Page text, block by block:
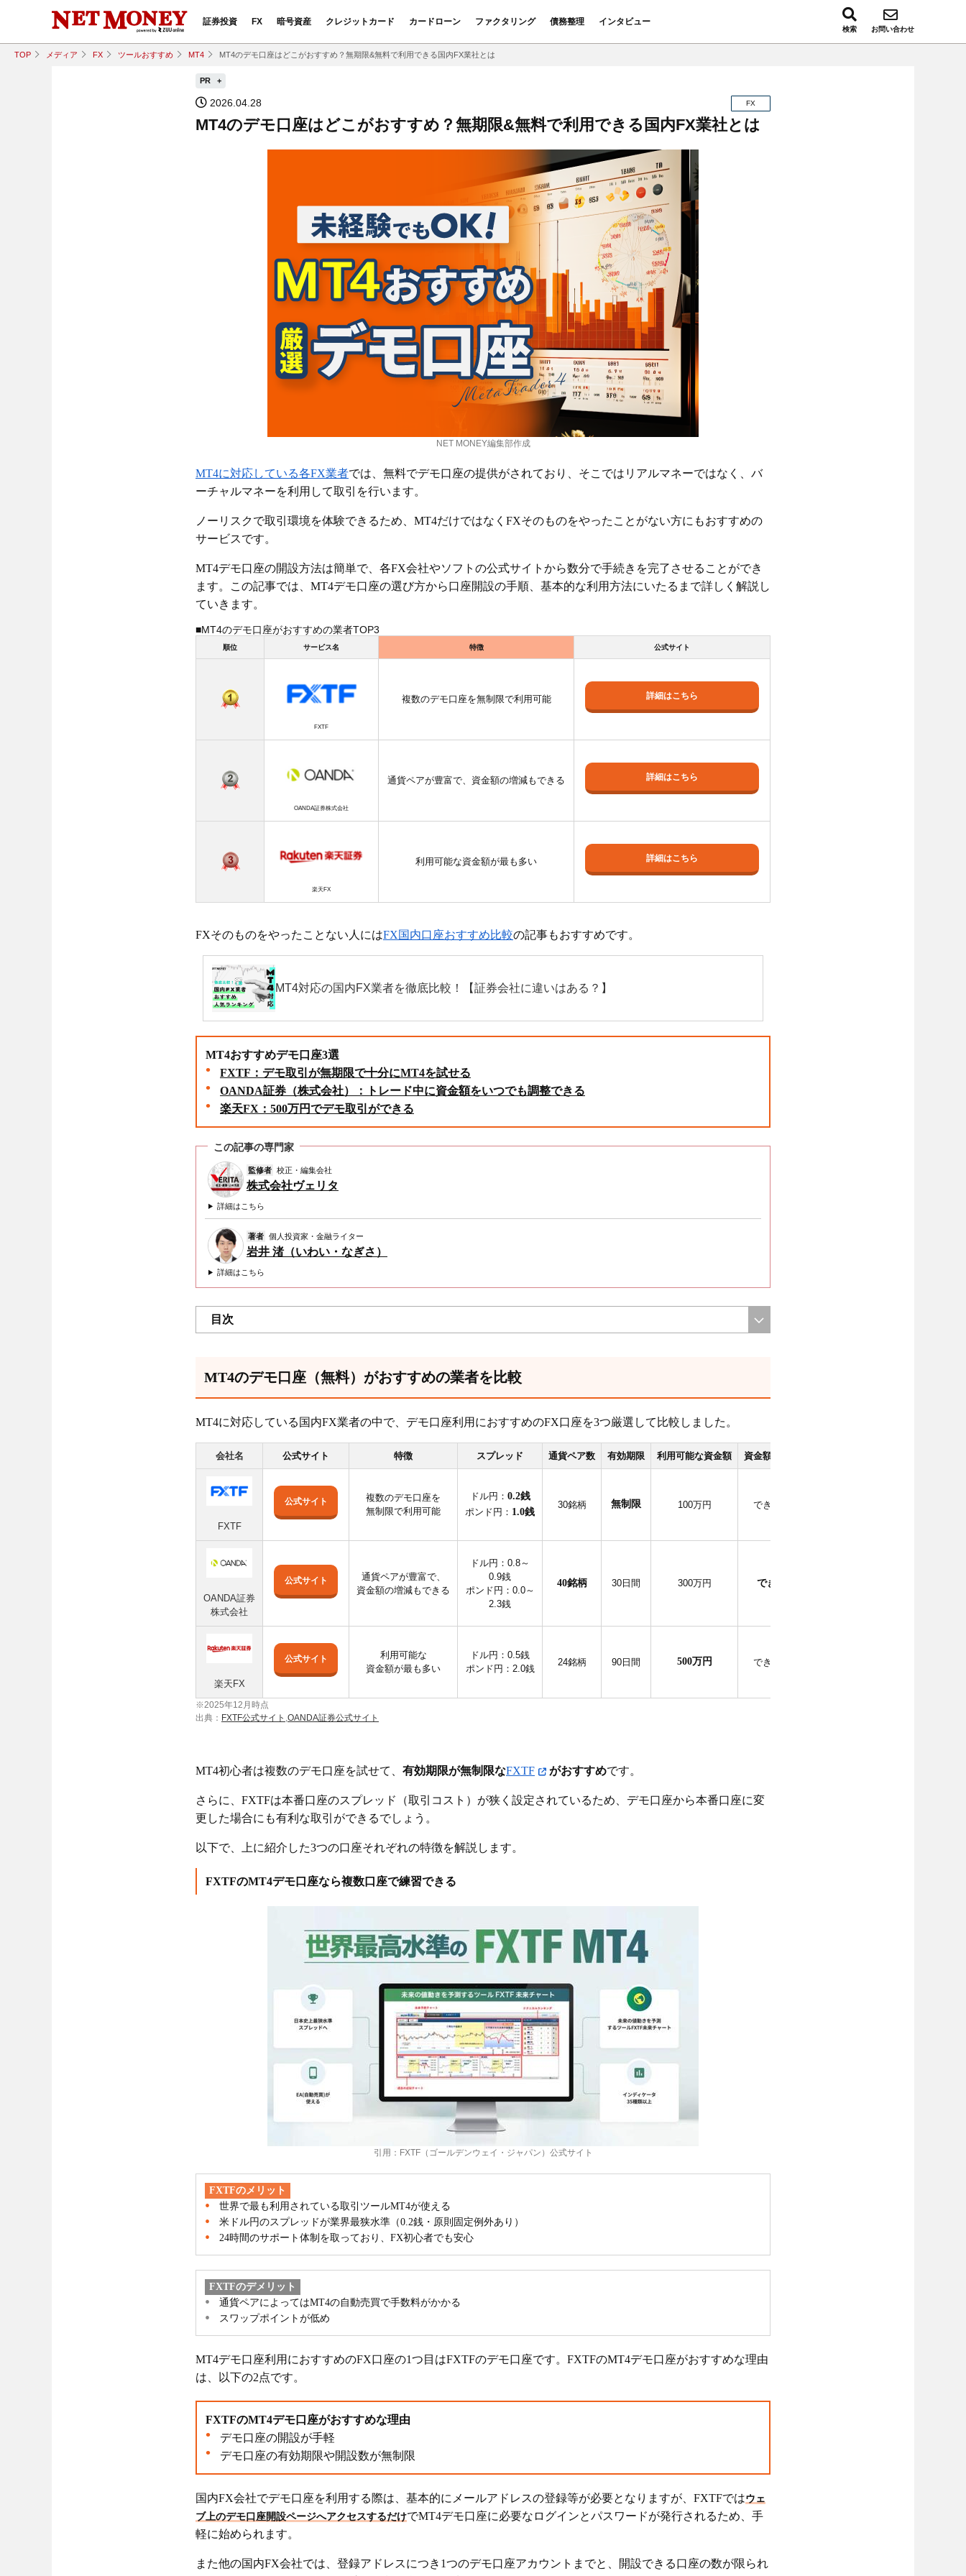
証券投資 FX 暗号資産 クレジットカード カードローン ファクタリング 債務整理 インタビュー
検索 お問い合わせ
TOP メディア FX ツールおすすめ MT4 MT4のデモ口座はどこがおすすめ？無期限&無料で利用できる国内FX業社とは
PR
2026.04.28 FX
MT4のデモ口座はどこがおすすめ？無期限&無料で利用できる国内FX業社とは
NET MONEY編集部作成
MT4に対応している各FX業者では、無料でデモ口座の提供がされており、そこではリアルマネーではなく、バ
ーチャルマネーを利用して取引を行います。
ノーリスクで取引環境を体験できるため、MT4だけではなくFXそのものをやったことがない方にもおすすめの
サービスです。
MT4デモ口座の開設方法は簡単で、各FX会社やソフトの公式サイトから数分で手続きを完了させることができ
ます。この記事では、MT4デモ口座の選び方から口座開設の手順、基本的な利用方法にいたるまで詳しく解説し
ていきます。
■MT4のデモ口座がおすすめの業者TOP3
順位 サービス名 特徴 公式サイト
FXTF
複数のデモ口座を無制限で利用可能 詳細はこちら
OANDA証券株式会社
通貨ペアが豊富で、資金額の増減もできる 詳細はこちら
楽天FX
利用可能な資金額が最も多い 詳細はこちら
FXそのものをやったことない人にはFX国内口座おすすめ比較の記事もおすすめです。
MT4対応の国内FX業者を徹底比較！【証券会社に違いはある？】
MT4おすすめデモ口座3選
FXTF：デモ取引が無期限で十分にMT4を試せる
OANDA証券（株式会社）：トレード中に資金額をいつでも調整できる
楽天FX：500万円でデモ取引ができる
この記事の専門家
監修者 校正・編集会社
株式会社ヴェリタ
詳細はこちら
著者 個人投資家・金融ライター
岩井 渚（いわい・なぎさ）
詳細はこちら
目次
MT4のデモ口座（無料）がおすすめの業者を比較
MT4に対応している国内FX業者の中で、デモ口座利用におすすめのFX口座を3つ厳選して比較しました。
会社名 公式サイト 特徴 スプレッド 通貨ペア数 有効期限 利用可能な資金額 資金額の変更
FXTF
公式サイト
複数のデモ口座を
無制限で利用可能
ドル円： 0.2銭
ポンド円： 1.0銭
30銘柄 無制限 100万円 できない
OANDA証券
株式会社
公式サイト
通貨ペアが豊富で、
資金額の増減もできる
ドル円：0.8～
0.9銭
ポンド円：0.0～
2.3銭
40銘柄 30日間 300万円 できる
楽天FX
公式サイト
利用可能な
資金額が最も多い
ドル円：0.5銭
ポンド円：2.0銭
24銘柄 90日間 500万円 できない
※2025年12月時点
出典： FXTF公式サイト ,OANDA証券公式サイト
MT4初心者は複数のデモ口座を試せて、 有効期限が無制限なFXTF がおすすめです。
さらに、FXTFは本番口座のスプレッド（取引コスト）が狭く設定されているため、デモ口座から本番口座に変
更した場合にも有利な取引ができるでしょう。
以下で、上に紹介した3つの口座それぞれの特徴を解説します。
FXTFのMT4デモ口座なら複数口座で練習できる
引用：FXTF（ゴールデンウェイ・ジャパン）公式サイト
FXTFのメリット
世界で最も利用されている取引ツールMT4が使える
米ドル円のスプレッドが業界最狭水準（0.2銭・原則固定例外あり）
24時間のサポート体制を取っており、FX初心者でも安心
FXTFのデメリット
通貨ペアによってはMT4の自動売買で手数料がかかる
スワップポイントが低め
MT4デモ口座利用におすすめのFX口座の1つ目はFXTFのデモ口座です。FXTFのMT4デモ口座がおすすめな理由
は、以下の2点です。
FXTFのMT4デモ口座がおすすめな理由
デモ口座の開設が手軽
デモ口座の有効期限や開設数が無制限
国内FX会社でデモ口座を利用する際は、基本的にメールアドレスの登録等が必要となりますが、FXTFではウェ
ブ上のデモ口座開設ページへアクセスするだけでMT4デモ口座に必要なログインとパスワードが発行されるため、手
軽に始められます。
また他の国内FX会社では、登録アドレスにつき1つのデモ口座アカウントまでと、開設できる口座の数が限られ